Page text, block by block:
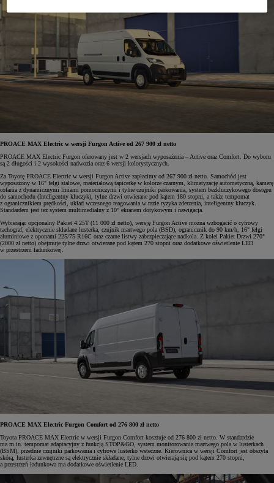
PROACE MAX Electric w wersji Furgon Active od 267 900 zł netto
PROACE MAX Electric Furgon oferowany jest w 2 wersjach wyposażenia – Active oraz Comfort. Do wyboru
są 2 długości i 2 wysokości nadwozia oraz 6 wersji kolorystycznych.
Za Toyotę PROACE Electric w wersji Furgon Active zapłacimy od 267 900 zł netto. Samochód jest
wyposażony w 16" felgi stalowe, materiałową tapicerkę w kolorze czarnym, klimatyzację automatyczną, kamerę
cofania z dynamicznymi liniami pomocniczymi i tylne czujniki parkowania, system bezkluczykowego dostępu
do samochodu (Inteligentny kluczyk), tylne drzwi otwierane pod kątem 180 stopni, a także tempomat
z ogranicznikiem prędkości, układ wczesnego reagowania w razie ryzyka zderzenia, inteligentny kluczyk.
Standardem jest też system multimedialny z 10" ekranem dotykowym i nawigacja.
Wybierając opcjonalny Pakiet 4.25T (11 000 zł netto), wersję Furgon Active można wzbogacić o cyfrowy
tachograf, elektrycznie składane lusterka, czujnik martwego pola (BSD), ogranicznik do 90 km/h, 16" felgi
aluminiowe z oponami 225/75 R16C oraz czarne listwy zabezpieczające nadkola. Z kolei Pakiet Drzwi 270°
(2000 zł netto) obejmuje tylne drzwi otwierane pod kątem 270 stopni oraz dodatkowe oświetlenie LED
w przestrzeni ładunkowej.
PROACE MAX Electric Furgon Comfort od 276 800 zł netto
Toyota PROACE MAX Electric w wersji Furgon Comfort kosztuje od 276 800 zł netto. W standardzie
ma m.in. tempomat adaptacyjny z funkcją STOP&GO, system monitorowania martwego pola w lusterkach
(BSM), przednie czujniki parkowania i cyfrowe lusterko wsteczne. Kierownica w wersji Comfort jest obszyta
skórą, lusterka zewnętrzne są elektrycznie składane, tylne drzwi otwierają się pod kątem 270 stopni,
a przestrzeń ładunkowa ma dodatkowe oświetlenie LED.